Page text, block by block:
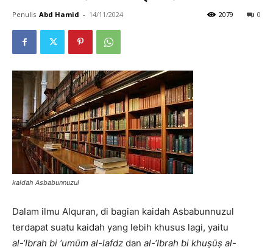
Penulis Abd Hamid - 14/11/2024 0
2079
kaidah Asbabunnuzul
Dalam ilmu Alquran, di bagian kaidah Asbabunnuzul
terdapat suatu kaidah yang lebih khusus lagi, yaitu
al-‘Ibrah bi ‘umūm al-lafdz dan al-‘Ibrah bi khuṣūṣ al-